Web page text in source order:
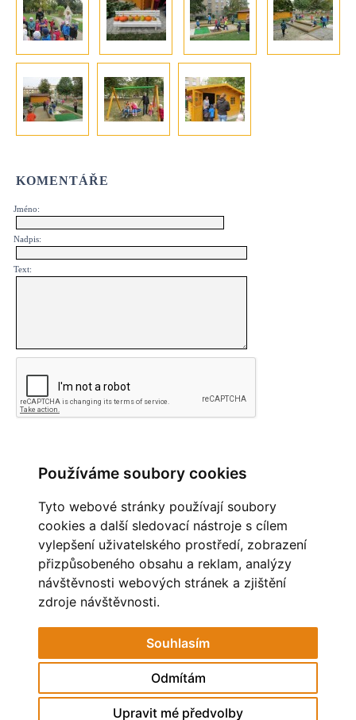
Používáme soubory cookies
Tyto webové stránky používají soubory
cookies a další sledovací nástroje s cílem
vylepšení uživatelského prostředí, zobrazení
přizpůsobeného obsahu a reklam, analýzy
návštěvnosti webových stránek a zjištění
zdroje návštěvnosti.
Souhlasím
Odmítám
Upravit mé předvolby
KOMENTÁŘE
Jméno:
Nadpis:
Text:
Zatím nebyl vložen žádný komentář
OBLÍBENÉ ODKAZY
MĚSTO HAVÍŘOV
STAV OVZDUŠÍ
ZAČÍT SPOLU
© 2026 eStránky.cz